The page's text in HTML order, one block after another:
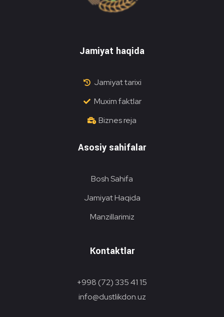
Jamiyat haqida
Jamiyat tarixi
Muxim faktlar
Biznes reja
Asosiy sahifalar
Bosh Sahifa
Jamiyat Haqida
Manzillarimiz
Kontaktlar
+998 (72) 335 41 15
info@dustlikdon.uz